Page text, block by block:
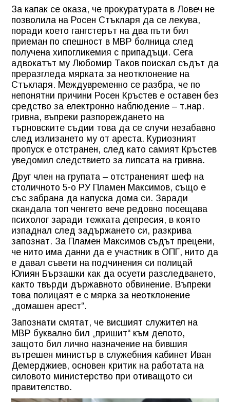
За капак се оказа, че прокуратурата в Ловеч не
позволила на Росен Стъкларя да се лекува,
поради което гангстерът на два пъти бил
приеман по спешност в МВР болница след
получена хипогликемия с припадъци. Сега
адвокатът му Любомир Таков поискал съдът да
преразгледа мярката за неотклонение на
Стъкларя. Междувременно се разбра, че по
непонятни причини Росен Кръстев е оставен без
средство за електронно наблюдение – т.нар.
гривна, въпреки разпореждането на
търновските съдии това да се случи незабавно
след излизането му от ареста. Куриозният
пропуск е отстранен, след като самият Кръстев
уведомил следствието за липсата на гривна.
Друг член на групата – отстраненият шеф на
столичното 5-о РУ Пламен Максимов, също е
със забрана да напуска дома си. Заради
скандала топ ченгето вече редовно посещава
психолог заради тежката депресия, в която
изпаднал след задържането си, разкрива
запознат. За Пламен Максимов съдът прецени,
че нито има данни да е участник в ОПГ, нито да
е давал съвети на подчинения си полицай
Юлиян Бързашки как да осуети разследването,
както твърди държавното обвинение. Въпреки
това полицаят е с мярка за неотклонение
„домашен арест“.
Запознати смятат, че висшият служител на
МВР буквално бил „пришит“ към делото,
защото бил лично назначение на бившия
вътрешен министър в служебния кабинет Иван
Демерджиев, основен критик на работата на
силовото министерство при отиващото си
правителство.